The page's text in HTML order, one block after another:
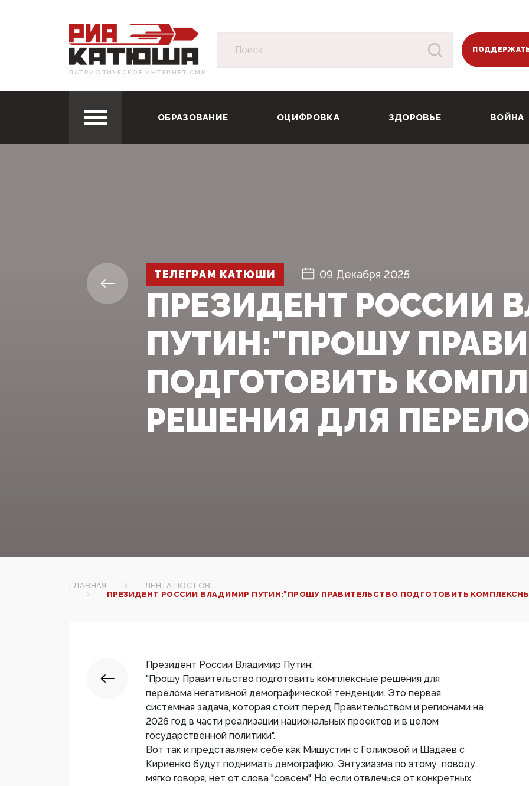
ПАТРИОТИЧЕСКОЕ ИНТЕРНЕТ СМИ
ОБРАЗОВАНИЕ ОЦИФРОВКА ЗДОРОВЬЕ ВОЙНА
ТЕЛЕГРАМ КАТЮШИ 09 Декабря 2025
ПРЕЗИДЕНТ РОССИИ
ПУТИН:"ПРОШУ
ПОДГОТОВИТЬ
РЕШЕНИЯ ДЛЯ
ГЛАВНАЯ
ЛЕНТА ПОСТОВ
ПРЕЗИДЕНТ РОССИИ ВЛАДИМИР ПУТИН:"ПРОШУ ПРАВИТЕЛЬСТВО ПОДГОТОВИТЬ
Президент России Владимир Путин:
"Прошу Правительство подготовить комплексные решения для
перелома негативной демографической тенденции. Это первая
системная задача, которая стоит перед Правительством и регионами на
2026 год в части реализации национальных проектов и в целом
государственной политики".
Вот так и представляем себе как Мишустин с Голиковой и Шадаев с
Кириенко будут поднимать демографию. Энтузиазма по этому поводу,
мягко говоря, нет от слова "совсем". Но если отвлечься от конкретных